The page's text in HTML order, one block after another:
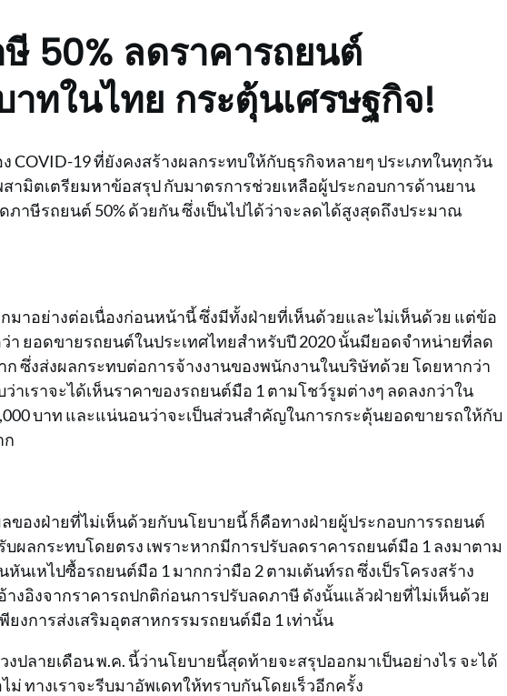
50% ลดราคารถยนต์
าทในไทย กระตุ้นเศรษฐกิจ!
COVID-19 ที่ยังคงสร้างผลกระทบให้กับธุรกิจหลายๆ ประเภทในทุกวัน
สามิตเตรียมหาข้อสรุป กับมาตรการช่วยเหลือผู้ประกอบการด้านยาน
ภาษีรถยนต์ 50% ด้วยกัน ซึ่งเป็นไปได้ว่าจะลดได้สูงสุดถึงประมาณ
มาอย่างต่อเนื่องก่อนหน้านี้ ซึ่งมีทั้งฝ่ายที่เห็นด้วยและไม่เห็นด้วย แต่ข้อ
า ยอดขายรถยนต์ในประเทศไทยสำหรับปี 2020 นั้นมียอดจำหน่ายที่ลด
ก ซึ่งส่งผลกระทบต่อการจ้างงานของพนักงานในบริษัทด้วย โดยหากว่า
าเราจะได้เห็นราคาของรถยนต์มือ 1 ตามโชว์รูมต่างๆ ลดลงกว่าใน
บาท และแน่นอนว่าจะเป็นส่วนสำคัญในการกระตุ้นยอดขายรถให้กับ
ก
ของฝ่ายที่ไม่เห็นด้วยกับนโยบายนี้ ก็คือทางฝ่ายผู้ประกอบการรถยนต์
บผลกระทบโดยตรง เพราะหากมีการปรับลดราคารถยนต์มือ 1 ลงมาตาม
นเหไปซื้อรถยนต์มือ 1 มากกว่ามือ 2 ตามเต้นท์รถ ซึ่งเป็รโครงสร้าง
งอิงจากราคารถปกติก่อนการปรับลดภาษี ดังนั้นแล้วฝ่ายที่ไม่เห็นด้วย
ยงการส่งเสริมอุตสาหกรรมรถยนต์มือ 1 เท่านั้น
ปลายเดือน พ.ค. นี้ว่านโยบายนี้สุดท้ายจะสรุปออกมาเป็นอย่างไร จะได้
ม่ ทางเราจะรีบมาอัพเดทให้ทราบกันโดยเร็วอีกครั้ง